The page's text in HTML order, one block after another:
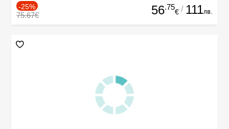
-25%
75.67€ 56.75
€ / 111лв.